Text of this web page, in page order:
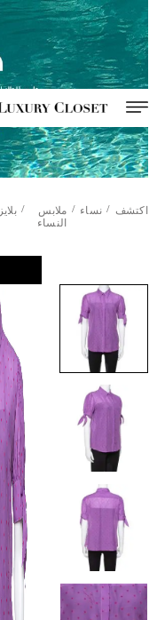
اكتشف / نساء / ملابس
النساء
/ بلايز